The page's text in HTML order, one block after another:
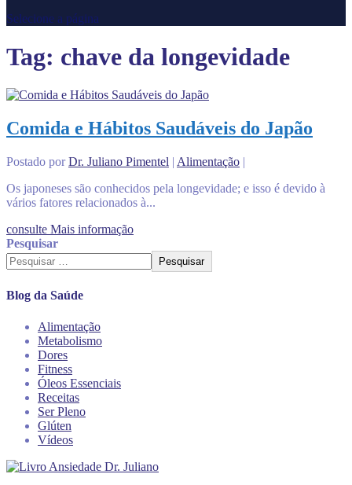
Selecione a página
Tag: chave da longevidade
Comida e Hábitos Saudáveis do Japão
Postado porDr. Juliano Pimentel | Alimentação |
Os japoneses são conhecidos pela longevidade; e isso é devido à
vários fatores relacionados à...
consulte Mais informação
Pesquisar
Pesquisar
Blog da Saúde
Alimentação
Metabolismo
Dores
Fitness
Óleos Essenciais
Receitas
Ser Pleno
Glúten
Vídeos